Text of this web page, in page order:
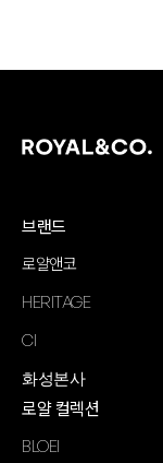
브랜드
로얄앤코
HERITAGE
CI
화성본사
로얄 컬렉션
BLOEI